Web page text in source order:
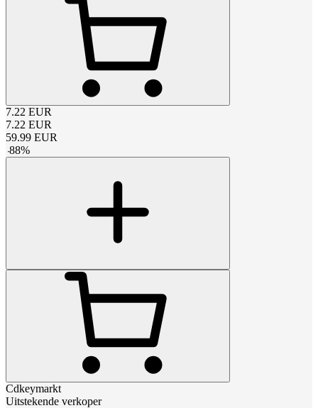
7.22 EUR
7.22 EUR
59.99 EUR
-88%
Cdkeymarkt
Uitstekende verkoper